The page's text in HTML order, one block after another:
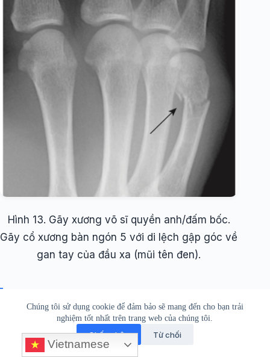
Chúng tôi sử dụng cookie để đảm bảo sẽ mang đến cho bạn trải
nghiệm tốt nhất trên trang web của chúng tôi.
Chấp nhận Từ chối
Hình 13. Gãy xương võ sĩ quyền anh/đấm bốc.
Gãy cổ xương bàn ngón 5 với di lệch gập góc về
gan tay của đầu xa (mũi tên đen).
MỘT SỐ GÃY XƯƠNG THƯỜNG
Vietnamese